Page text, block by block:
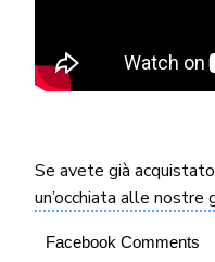
Se avete già acquistato
un’occhiata alle nostre
Facebook Comments